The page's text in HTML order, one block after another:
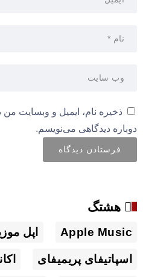
ذخیره نام، ایمیل و وبسایت
دوباره دیدگاهی می‌نویسم.
هشتگ
Apple Music اپل
اسپاتیفای پریمیفای